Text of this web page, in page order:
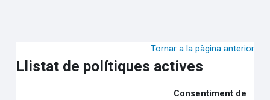
Tornar a la pàgina anterior
Llistat de polítiques actives
Consentiment de